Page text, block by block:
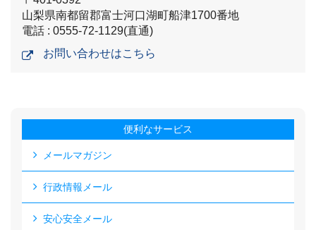
山梨県南都留郡富士河口湖町船津1700番地
電話 : 0555-72-1129(直通)
お問い合わせはこちら
便利なサービス
メールマガジン
行政情報メール
安心安全メール